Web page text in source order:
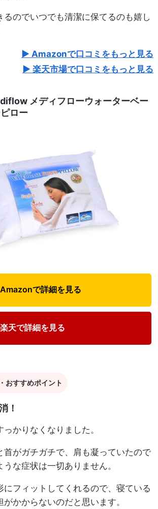
るのでいつでも清潔に保てるのも嬉し
Amazonで口コミをもっと見る
楽天市場で口コミをもっと見る
メディフローウォーターベー
ロー
Amazonで詳細を見る
楽天で詳細を見る
おすすめポイント
！
かりなくなりました。
首がガチガチで、肩も凝っていたので
な症状は一切ありません。
にフィットしてくれるので、寝ている
かからないのだと思います。